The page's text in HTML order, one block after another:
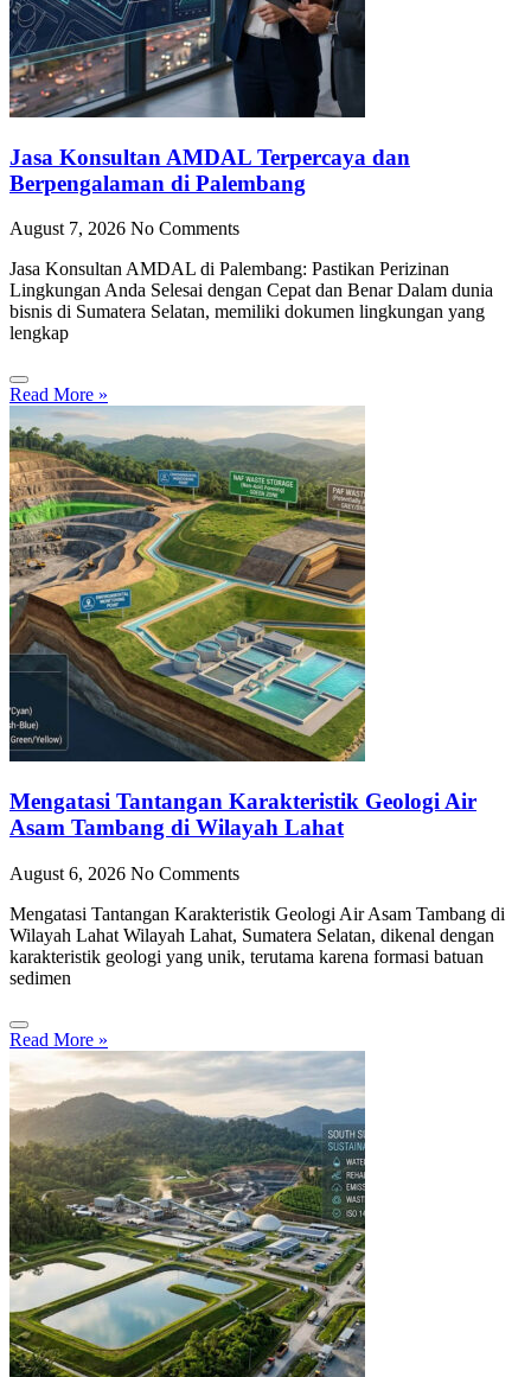
Jasa Konsultan AMDAL Terpercaya dan
Berpengalaman di Palembang
August 7, 2026 No Comments
Jasa Konsultan AMDAL di Palembang: Pastikan Perizinan
Lingkungan Anda Selesai dengan Cepat dan Benar Dalam dunia
bisnis di Sumatera Selatan, memiliki dokumen lingkungan yang
lengkap
Read More »
Mengatasi Tantangan Karakteristik Geologi Air
Asam Tambang di Wilayah Lahat
August 6, 2026 No Comments
Mengatasi Tantangan Karakteristik Geologi Air Asam Tambang di
Wilayah Lahat Wilayah Lahat, Sumatera Selatan, dikenal dengan
karakteristik geologi yang unik, terutama karena formasi batuan
sedimen
Read More »